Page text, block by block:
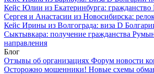
Кейс Юлии из Екатеринбурга: гражданство
Сергея и Анастасии из Новосибирска:
Кейс Ирины из Волгограда: виза D
Сыктывкара: получение гражданства
направления
Блог
Отзывы об организациях Форум новости
Осторожно мошенники! Новые схемы